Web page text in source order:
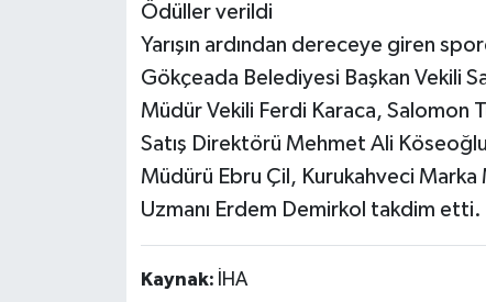
Ödüller verildi
Yarışın ardından dereceye giren
Gökçeada Belediyesi Başkan Vekili
Müdür Vekili Ferdi Karaca, Salomon
Satış Direktörü Mehmet Ali
Müdürü Ebru Çil, Kurukahveci Marka
Uzmanı Erdem Demirkol takdim etti.
Kaynak: İHA